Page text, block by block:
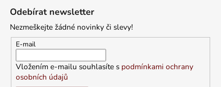
Odebírat newsletter
Nezmeškejte žádné novinky či slevy!
E-mail
Vložením e-mailu souhlasíte s podmínkami ochrany
osobních údajů